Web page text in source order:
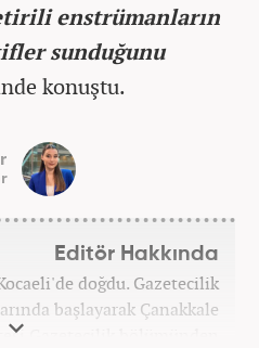
enstrümanların
sunduğunu
konuştu.
Editör Hakkında
doğdu. Gazetecilik
başlayarak Çanakkale
Gazetecilik bölümünden